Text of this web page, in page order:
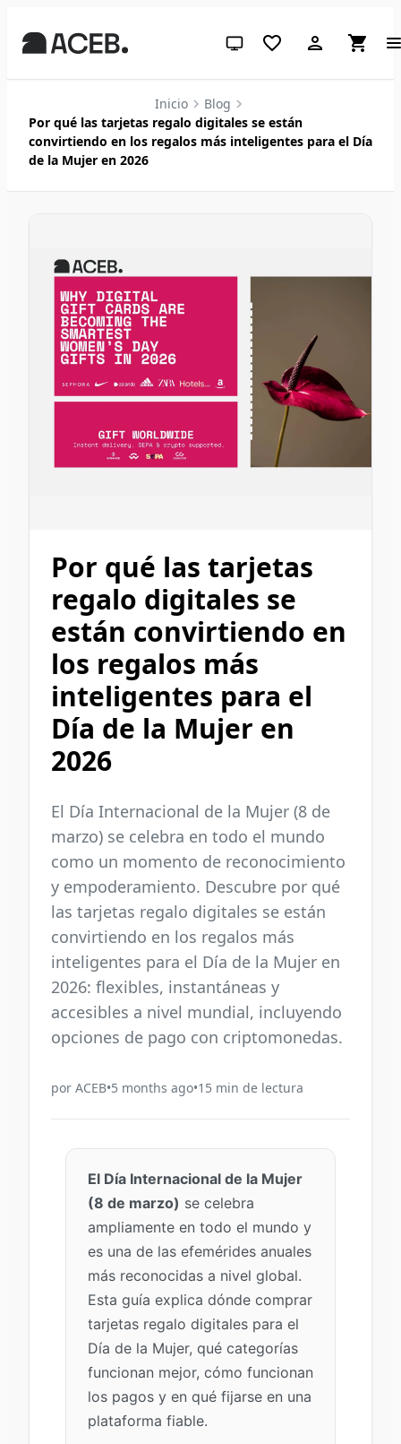
Tema del sistema (haz clic
Inicio
Blog
Por qué las tarjetas regalo digitales se están
convirtiendo en los regalos más inteligentes para el Día
de la Mujer en 2026
Por qué las tarjetas
regalo digitales se
están convirtiendo en
los regalos más
inteligentes para el
Día de la Mujer en
2026
El Día Internacional de la Mujer (8 de
marzo) se celebra en todo el mundo
como un momento de reconocimiento
y empoderamiento. Descubre por qué
las tarjetas regalo digitales se están
convirtiendo en los regalos más
inteligentes para el Día de la Mujer en
2026: flexibles, instantáneas y
accesibles a nivel mundial, incluyendo
opciones de pago con criptomonedas.
por ACEB•5 months ago•15 min de lectura
El Día Internacional de la Mujer
(8 de marzo) se celebra
ampliamente en todo el mundo y
es una de las efemérides anuales
más reconocidas a nivel global.
Esta guía explica dónde comprar
tarjetas regalo digitales para el
Día de la Mujer, qué categorías
funcionan mejor, cómo funcionan
los pagos y en qué fijarse en una
plataforma fiable.